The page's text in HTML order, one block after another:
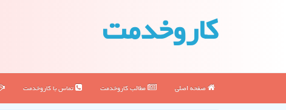
كاروخدمت
صفحه اصلی مطالب كاروخدمت تماس با كاروخدمت